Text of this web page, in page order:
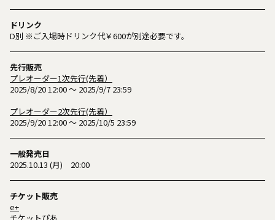
ドリンク
D別 ※ご入場時ドリンク代￥600が別途必要です。
先行販売
プレオーダー1次先行(先着）
2025/8/20 12:00 ～ 2025/9/7 23:59
プレオーダー2次先行(先着）
2025/9/20 12:00 ～ 2025/10/5 23:59
一般発売日
2025.10.13 (月) 20:00
チケット販売
e+